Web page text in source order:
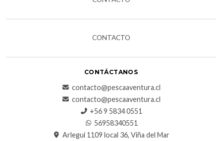
CONTACTO
CONTÁCTANOS
contacto@pescaaventura.cl
contacto@pescaaventura.cl
+56 9 5834 0551
56958340551
Arlegui 1109 local 36, Viña del Mar